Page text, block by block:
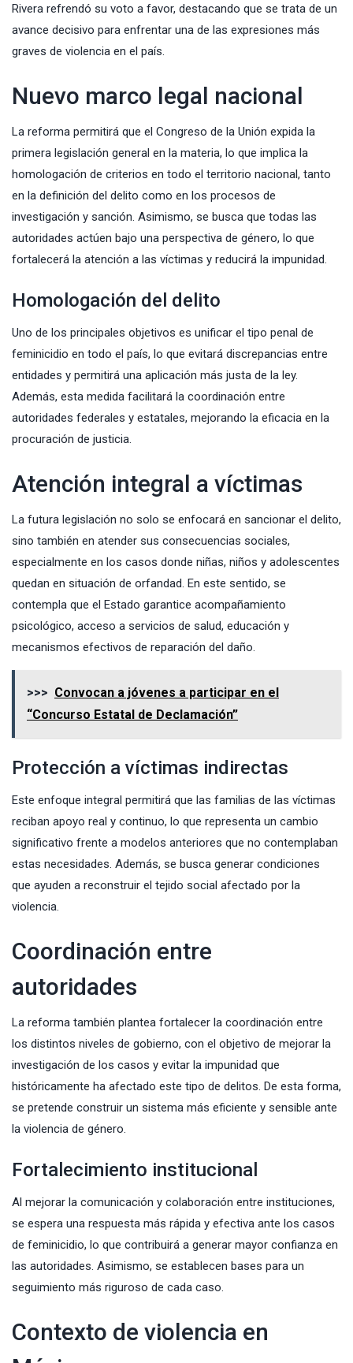
Rivera refrendó su voto a favor, destacando que se trata de un
avance decisivo para enfrentar una de las expresiones más
graves de violencia en el país.
Nuevo marco legal nacional
La reforma permitirá que el Congreso de la Unión expida la
primera legislación general en la materia, lo que implica la
homologación de criterios en todo el territorio nacional, tanto
en la definición del delito como en los procesos de
investigación y sanción. Asimismo, se busca que todas las
autoridades actúen bajo una perspectiva de género, lo que
fortalecerá la atención a las víctimas y reducirá la impunidad.
Homologación del delito
Uno de los principales objetivos es unificar el tipo penal de
feminicidio en todo el país, lo que evitará discrepancias entre
entidades y permitirá una aplicación más justa de la ley.
Además, esta medida facilitará la coordinación entre
autoridades federales y estatales, mejorando la eficacia en la
procuración de justicia.
Atención integral a víctimas
La futura legislación no solo se enfocará en sancionar el delito,
sino también en atender sus consecuencias sociales,
especialmente en los casos donde niñas, niños y adolescentes
quedan en situación de orfandad. En este sentido, se
contempla que el Estado garantice acompañamiento
psicológico, acceso a servicios de salud, educación y
mecanismos efectivos de reparación del daño.
>>> Convocan a jóvenes a participar en el
“Concurso Estatal de Declamación”
Protección a víctimas indirectas
Este enfoque integral permitirá que las familias de las víctimas
reciban apoyo real y continuo, lo que representa un cambio
significativo frente a modelos anteriores que no contemplaban
estas necesidades. Además, se busca generar condiciones
que ayuden a reconstruir el tejido social afectado por la
violencia.
Coordinación entre
autoridades
La reforma también plantea fortalecer la coordinación entre
los distintos niveles de gobierno, con el objetivo de mejorar la
investigación de los casos y evitar la impunidad que
históricamente ha afectado este tipo de delitos. De esta forma,
se pretende construir un sistema más eficiente y sensible ante
la violencia de género.
Fortalecimiento institucional
Al mejorar la comunicación y colaboración entre instituciones,
se espera una respuesta más rápida y efectiva ante los casos
de feminicidio, lo que contribuirá a generar mayor confianza en
las autoridades. Asimismo, se establecen bases para un
seguimiento más riguroso de cada caso.
Contexto de violencia en